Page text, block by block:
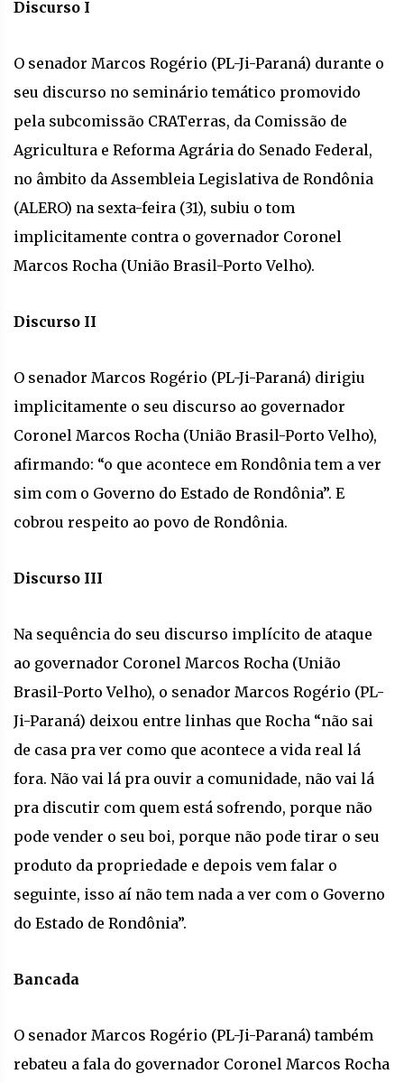
Discurso I
O senador Marcos Rogério (PL-Ji-Paraná) durante o
seu discurso no seminário temático promovido
pela subcomissão CRATerras, da Comissão de
Agricultura e Reforma Agrária do Senado Federal,
no âmbito da Assembleia Legislativa de Rondônia
(ALERO) na sexta-feira (31), subiu o tom
implicitamente contra o governador Coronel
Marcos Rocha (União Brasil-Porto Velho).
Discurso II
O senador Marcos Rogério (PL-Ji-Paraná) dirigiu
implicitamente o seu discurso ao governador
Coronel Marcos Rocha (União Brasil-Porto Velho),
afirmando: “o que acontece em Rondônia tem a ver
sim com o Governo do Estado de Rondônia”. E
cobrou respeito ao povo de Rondônia.
Discurso III
Na sequência do seu discurso implícito de ataque
ao governador Coronel Marcos Rocha (União
Brasil-Porto Velho), o senador Marcos Rogério (PL-
Ji-Paraná) deixou entre linhas que Rocha “não sai
de casa pra ver como que acontece a vida real lá
fora. Não vai lá pra ouvir a comunidade, não vai lá
pra discutir com quem está sofrendo, porque não
pode vender o seu boi, porque não pode tirar o seu
produto da propriedade e depois vem falar o
seguinte, isso aí não tem nada a ver com o Governo
do Estado de Rondônia”.
Bancada
O senador Marcos Rogério (PL-Ji-Paraná) também
rebateu a fala do governador Coronel Marcos Rocha